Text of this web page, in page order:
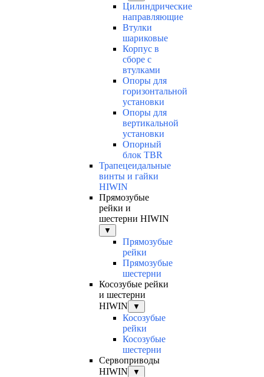
Цилиндрические
направляющие
Втулки
шариковые
Корпус в
сборе с
втулками
Опоры для
горизонтальной
установки
Опоры для
вертикальной
установки
Опорный
блок TBR
Трапецеидальные
винты и гайки
HIWIN
Прямозубые
рейки и
шестерни HIWIN
▼
Прямозубые
рейки
Прямозубые
шестерни
Косозубые рейки
и шестерни
HIWIN
▼
Косозубые
рейки
Косозубые
шестерни
Сервоприводы
HIWIN
▼